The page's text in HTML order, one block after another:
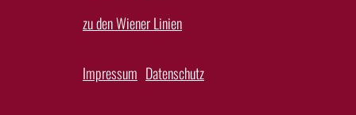
zu den Wiener Linien
Impressum Datenschutz